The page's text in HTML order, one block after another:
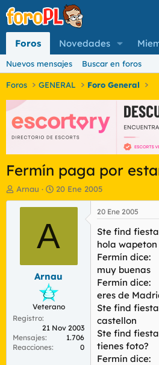
Foros Novedades
Nuevos mensajes Buscar en foros
Foros GENERAL Foro General
Fermín paga por
I
n
o
t
m
a
Arnau
F
e
c
d
i
n
i
20 Ene 2005
A
Arnau
Veterano
Registro
21 Nov 2003
Mensajes
1.706
Reacciones
0
20 Ene 2005
Ste find
hola wapeton
Fermín dice:
muy buenas
Fermín dice:
eres de
Ste find
castellon
Ste find
tienes foto?
Fermín dice: